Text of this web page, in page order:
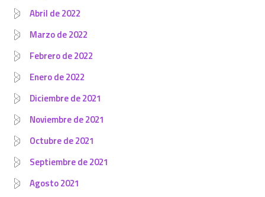
Abril de 2022
Marzo de 2022
Febrero de 2022
Enero de 2022
Diciembre de 2021
Noviembre de 2021
Octubre de 2021
Septiembre de 2021
Agosto 2021